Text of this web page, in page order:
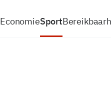
EconomieSport